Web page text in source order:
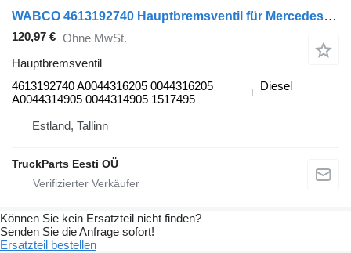
WABCO 4613192740 Hauptbremsventil für Mercedes-Benz Econic (1998-2014) Sattelzugmaschine
120,97 € Ohne MwSt.
Hauptbremsventil
4613192740 A0044316205 0044316205
A0044314905 0044314905 1517495
Diesel
Estland, Tallinn
TruckParts Eesti OÜ
Können Sie kein Ersatzteil nicht finden?
Senden Sie die Anfrage sofort!
Ersatzteil bestellen